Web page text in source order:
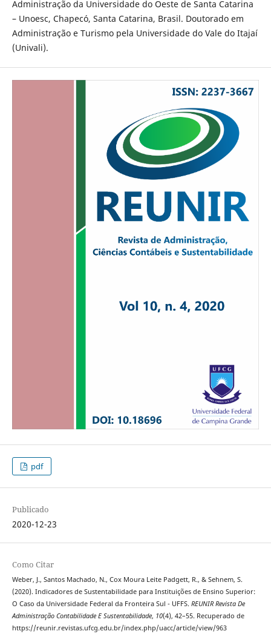
Administração da Universidade do Oeste de Santa Catarina
– Unoesc, Chapecó, Santa Catarina, Brasil. Doutorado em
Administração e Turismo pela Universidade do Vale do Itajaí
(Univali).
pdf
Publicado
2020-12-23
Como Citar
Weber, J., Santos Machado, N., Cox Moura Leite Padgett, R., & Sehnem, S.
(2020). Indicadores de Sustentabilidade para Instituições de Ensino Superior:
O Caso da Universidade Federal da Fronteira Sul - UFFS. REUNIR Revista De
Administração Contabilidade E Sustentabilidade, 10(4), 42–55. Recuperado de
https://reunir.revistas.ufcg.edu.br/index.php/uacc/article/view/963